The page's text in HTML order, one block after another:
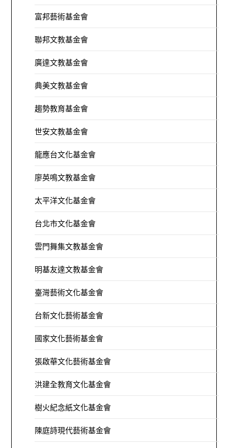
富邦藝術基金會
聯邦文教基金會
廣達文教基金會
典美文教基金會
趨勢教育基金會
世安文教基金會
龍應台文化基金會
廖英鳴文教基金會
太平洋文化基金會
台北市文化基金會
雲門舞集文教基金會
明基友達文教基金會
臺灣藝術文化基金會
台新文化藝術基金會
國家文化藝術基金會
張啟華文化藝術基金會
洪建全教育文化基金會
樹火紀念紙文化基金會
陳庭詩現代藝術基金會